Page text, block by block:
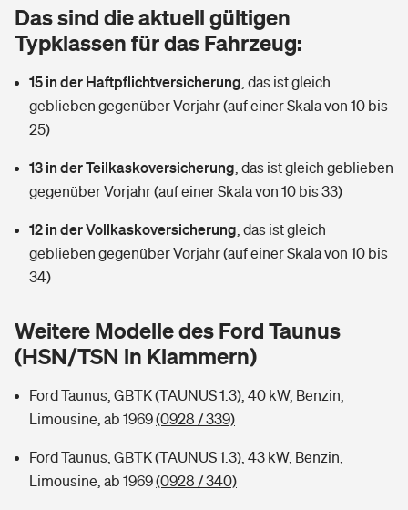
Tools
Wer versichert was: Jetzt Versicherer finden
Sie haben Fragen?
Glasversicherung
Mietkautionsversicherung
Restkreditversicherung
Tools
Hochwasser-Check: Wie gefährdet ist Ihr Haus?
Sie haben Fragen?
Kinderunfall­ver­si­che­rung
Kinderinvalidität
Hundehalter-Haftpflicht
Handyversicherung
Private Cyberversicherung
Zur Übersicht
Dread-Disease-Versicherung
Tierkrankenversicherung
Zur Übersicht
Tools
Wer versichert was: Jetzt Versicherer finden
Rentenrechner: Wie viel Geld bekomme ich im Alter?
Das sind die aktuell gültigen
Typklassen für das Fahrzeug:
15 in der Haftpflichtversicherung das ist gleich
geblieben gegenüber Vorjahr (auf einer Skala von 10 bis
25)
13 in der Teilkaskoversicherung das ist gleich geblieben
gegenüber Vorjahr (auf einer Skala von 10 bis 33)
12 in der Vollkaskoversicherung das ist gleich
geblieben gegenüber Vorjahr (auf einer Skala von 10 bis
34)
Weitere Modelle des Ford Taunus
(HSN/TSN in Klammern)
Ford Taunus, GBTK (TAUNUS 1.3), 40 kW, Benzin,
Limousine, ab 1969(0928 / 339)
Ford Taunus, GBTK (TAUNUS 1.3), 43 kW, Benzin,
Limousine, ab 1969(0928 / 340)